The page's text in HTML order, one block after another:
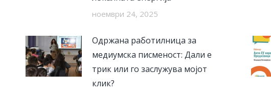
ноември 24, 2025
Одржана работилница за
медиумска писменост: Дали е
трик или го заслужува мојот
клик?